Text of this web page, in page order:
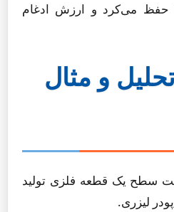
حفظ می‌کرد و ارزش ادغام
و مثال
سطح یک قطعه فلزی تولید
لیزری.